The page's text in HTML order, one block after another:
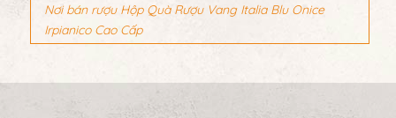
Nơi bán rượu Hộp Quà Rượu Vang Italia Blu Onice
Irpianico Cao Cấp